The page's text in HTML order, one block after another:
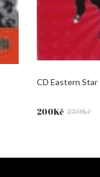
CD Eastern Star
250Kč
Původní
200Kč
Aktuální